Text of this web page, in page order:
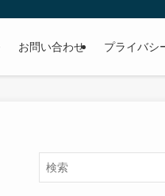
お問い合わせ プライバシ